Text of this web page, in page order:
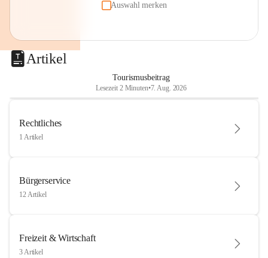
Auswahl merken
Artikel
Tourismusbeitrag
Lesezeit 2 Minuten•7. Aug. 2026
Rechtliches
1 Artikel
Bürgerservice
12 Artikel
Freizeit & Wirtschaft
3 Artikel